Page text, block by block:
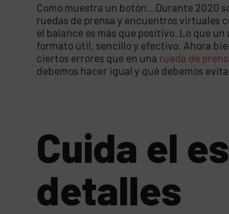
Como muestra un botón…Durante 2020
ruedas de prensa y encuentros virtuales
el balance es más que positivo. Lo que
formato útil, sencillo y efectivo. Ahora
ciertos errores que en una rueda de
debemos hacer igual y qué debemos
Cuida el
detalles